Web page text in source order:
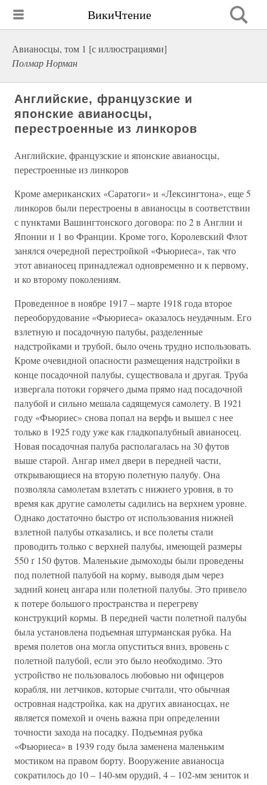
ВикиЧтение
Авианосцы, том 1 [с иллюстрациями]
Полмар Норман
Английские, французские и
японские авианосцы,
перестроенные из линкоров
Английские, французские и японские авианосцы,
перестроенные из линкоров
Кроме американских «Саратоги» и «Лексингтона», еще 5
линкоров были перестроены в авианосцы в соответствии
с пунктами Вашингтонского договора: по 2 в Англии и
Японии и 1 во Франции. Кроме того, Королевский Флот
занялся очередной перестройкой «Фьюриеса», так что
этот авианосец принадлежал одновременно и к первому,
и ко второму поколениям.
Проведенное в ноябре 1917 – марте 1918 года второе
переоборудование «Фьюриеса» оказалось неудачным. Его
взлетную и посадочную палубы, разделенные
надстройками и трубой, было очень трудно использовать.
Кроме очевидной опасности размещения надстройки в
конце посадочной палубы, существовала и другая. Труба
извергала потоки горячего дыма прямо над посадочной
палубой и сильно мешала садящемуся самолету. В 1921
году «Фьюриес» снова попал на верфь и вышел с нее
только в 1925 году уже как гладкопалубный авианосец.
Новая посадочная палуба располагалась на 30 футов
выше старой. Ангар имел двери в передней части,
открывающиеся на вторую полетную палубу. Она
позволяла самолетам взлетать с нижнего уровня, в то
время как другие самолеты садились на верхнем уровне.
Однако достаточно быстро от использования нижней
взлетной палубы отказались, и все полеты стали
проводить только с верхней палубы, имеющей размеры
550 ґ 150 футов. Маленькие дымоходы были проведены
под полетной палубой на корму, выводя дым через
задний конец ангара или полетной палубы. Это привело
к потере большого пространства и перегреву
конструкций кормы. В передней части полетной палубы
была установлена подъемная штурманская рубка. На
время полетов она могла опуститься вниз, вровень с
полетной палубой, если это было необходимо. Это
устройство не пользовалось любовью ни офицеров
корабля, ни летчиков, которые считали, что обычная
островная надстройка, как на других авианосцах, не
является помехой и очень важна при определении
точности захода на посадку. Подъемная рубка
«Фьюриеса» в 1939 году была заменена маленьким
мостиком на правом борту. Вооружение авианосца
сократилось до 10 – 140-мм орудий, 4 – 102-мм зениток и